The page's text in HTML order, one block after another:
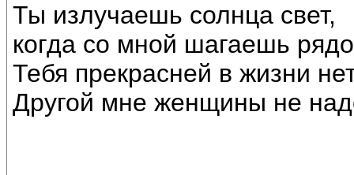
Ты излучаешь солнца свет,
когда со мной шагаешь
Тебя прекрасней в жизни
Другой мне женщины не